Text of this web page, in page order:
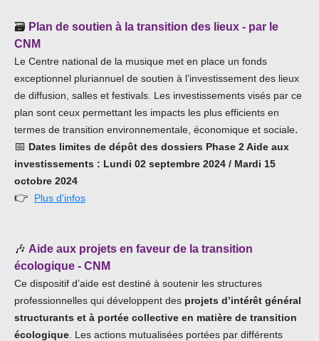
🗃️ Plan de soutien à la transition des lieux - par le
CNM
Le Centre national de la musique met en place un fonds
exceptionnel pluriannuel de soutien à l’investissement des lieux
de diffusion, salles et festivals. Les investissements visés par ce
plan sont ceux permettant les impacts les plus efficients en
termes de transition environnementale, économique et sociale.
📅 Dates limites de dépôt des dossiers Phase 2 Aide aux
investissements : Lundi 02 septembre 2024 / Mardi 15
octobre 2024
👉 Plus d'infos
🎶 Aide aux projets en faveur de la transition
écologique - CNM
Ce dispositif d’aide est destiné à soutenir les structures
professionnelles qui développent des projets d’intérêt général
structurants et à portée collective en matière de transition
écologique . Les actions mutualisées portées par différents